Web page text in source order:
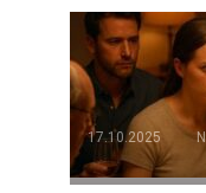
17.10.2025